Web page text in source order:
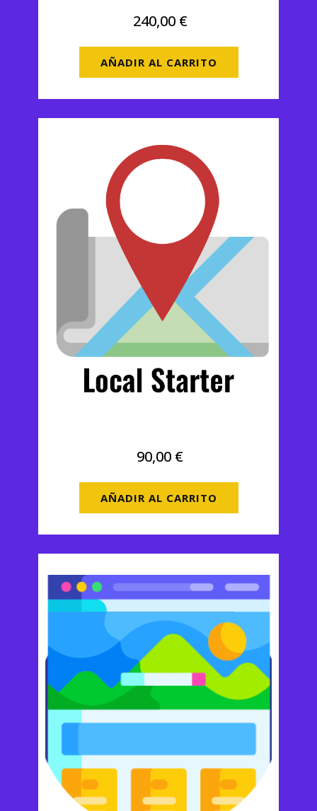
240,00 €
AÑADIR AL CARRITO
90,00 €
AÑADIR AL CARRITO